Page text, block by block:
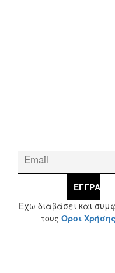
ΕΓΓΡΑΦΉ
Έχω διαβάσει και
τους Όροι